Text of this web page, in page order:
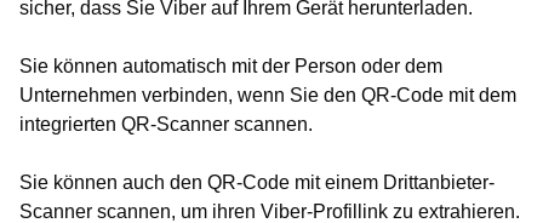
sicher, dass Sie Viber auf Ihrem Gerät herunterladen.
Sie können automatisch mit der Person oder dem
Unternehmen verbinden, wenn Sie den QR-Code mit dem
integrierten QR-Scanner scannen.
Sie können auch den QR-Code mit einem Drittanbieter-
Scanner scannen, um ihren Viber-Profillink zu extrahieren.